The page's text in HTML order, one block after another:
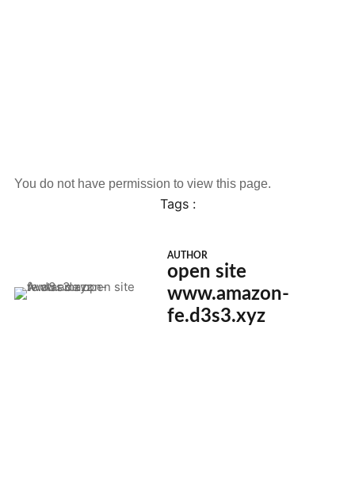
You do not have permission to view this page.
Tags :
AUTHOR
open site
www.amazon-
fe.d3s3.xyz